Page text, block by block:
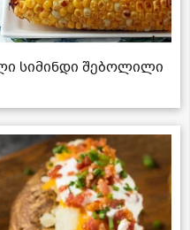
სიმინდი შებოლილი